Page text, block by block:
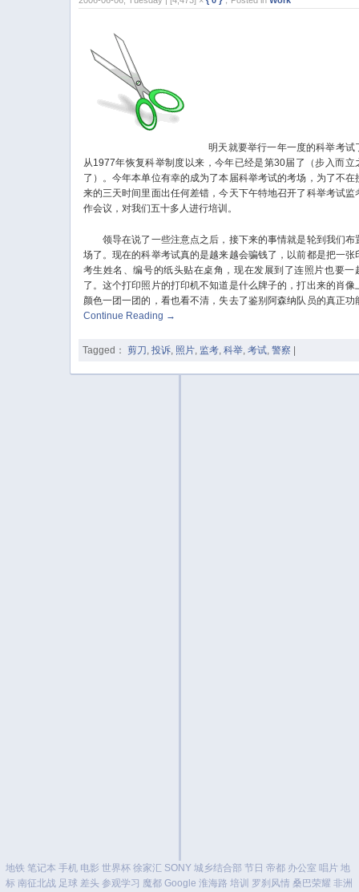
明天就要举行一年一度的科举考试
从1977年恢复科举制度以来，今年已经是第30届了（步入而立
了）。今年本单位有幸的成为了本届科举考试的考场，为了不在
来的三天时间里面出任何差错，今天下午特地召开了科举考试监
作会议，对我们五十多人进行培训。
领导在说了一些注意点之后，接下来的事情就是轮到我们布
场了。现在的科举考试真的是越来越会骗钱了，以前都是把一张
考生姓名、编号的纸头贴在桌角，现在发展到了连照片也要一
了。这个打印照片的打印机不知道是什么牌子的，打出来的肖像
颜色一团一团的，看也看不清，失去了鉴别阿森纳队员的真正功
Continue Reading →
Tagged： 剪刀,投诉, 照片, 监考,科举,考试,警察
地铁 笔记本 手机 电影 世界杯 徐家汇 SONY 城乡结合部 节日 帝都 办公室 唱片 地
标 南征北战 足球 差头 参观学习 魔都 Google 淮海路 培训 罗刹风情 桑巴荣耀 非洲